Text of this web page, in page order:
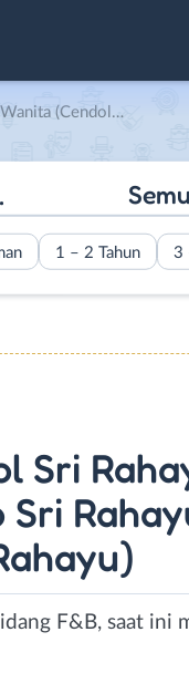
– Waiters (Bakso Sri Rahayu) di Pandawa Group
1 – 2 Tahun 3
Sri
Sri
F&B, saat ini